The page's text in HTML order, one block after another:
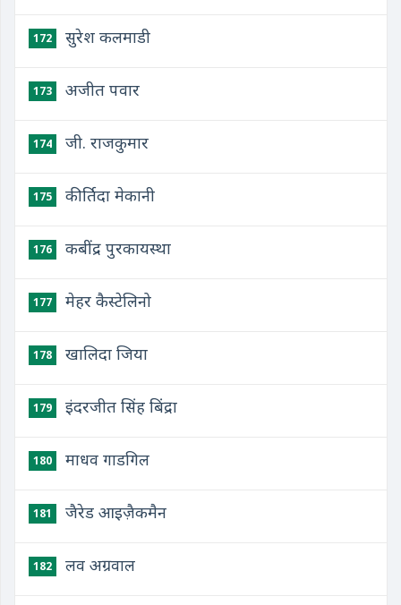
172 सुरेश कलमाडी
173 अजीत पवार
174 जी. राजकुमार
175 कीर्तिदा मेकानी
176 कबींद्र पुरकायस्था
177 मेहर कैस्टेलिनो
178 खालिदा जिया
179 इंदरजीत सिंह बिंद्रा
180 माधव गाडगिल
181 जैरेड आइज़ैकमैन
182 लव अग्रवाल